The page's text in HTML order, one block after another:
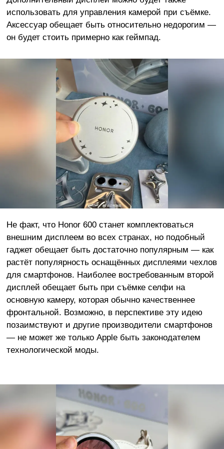
использовать для управления камерой при съёмке.
Аксессуар обещает быть относительно недорогим —
он будет стоить примерно как геймпад.
Не факт, что Honor 600 станет комплектоваться
внешним дисплеем во всех странах, но подобный
гаджет обещает быть достаточно популярным — как
растёт популярность оснащённых дисплеями чехлов
для смартфонов. Наиболее востребованным второй
дисплей обещает быть при съёмке селфи на
основную камеру, которая обычно качественнее
фронтальной. Возможно, в перспективе эту идею
позаимствуют и другие производители смартфонов
— не может же только Apple быть законодателем
технологической моды.